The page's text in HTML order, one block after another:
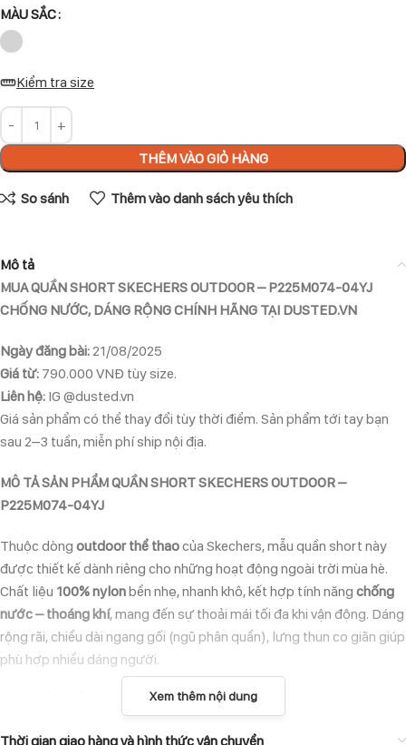
MÀU SẮC
Kiểm tra size
THÊM VÀO GIỎ HÀNG
So sánh Thêm vào danh sách yêu thích
Mô tả
MUA QUẦN SHORT SKECHERS OUTDOOR – P225M074-04YJ
CHỐNG NƯỚC, DÁNG RỘNG CHÍNH HÃNG TẠI DUSTED.VN
Ngày đăng bài:21/08/2025
Giá từ: 790.000 VNĐ tùy size.
Liên hệ: IG @dusted.vn
Giá sản phẩm có thể thay đổi tùy thời điểm. Sản phẩm tới tay bạn
sau 2–3 tuần, miễn phí ship nội địa.
MÔ TẢ SẢN PHẨM QUẦN SHORT SKECHERS OUTDOOR –
P225M074-04YJ
Thuộc dòng outdoor thể thaocủa Skechers, mẫu quần short này
được thiết kế dành riêng cho những hoạt động ngoài trời mùa hè.
Chất liệu 100% nylonbền nhẹ, nhanh khô, kết hợp tính năng chống
nước – thoáng khí, mang đến sự thoải mái tối đa khi vận động. Dáng
rộng rãi, chiều dài ngang gối (ngũ phân quần), lưng thun co giãn giúp
phù hợp nhiều dáng người.
Chất liệu100% nylon cao cấp– bền, nhẹ, nhanh khô.
Xem thêm nội dung
Thời gian giao hàng và hình thức vận chuyển